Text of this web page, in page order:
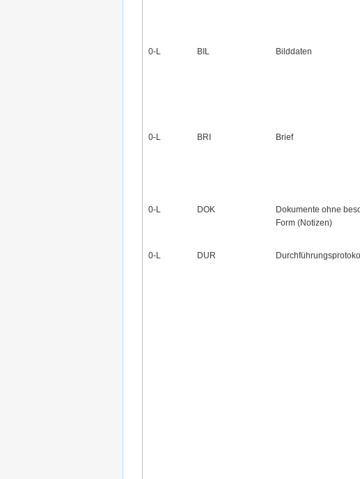
0‑L
BIL Bilddaten
0‑L
BRI Brief
0‑L
DOK
Dokumente ohne
Form (Notizen)
0‑L
DUR Durchführungsprotokoll